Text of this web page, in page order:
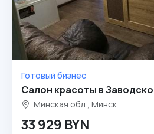
Готовый бизнес
Салон красоты в
Минская обл., Минск
33 929 BYN